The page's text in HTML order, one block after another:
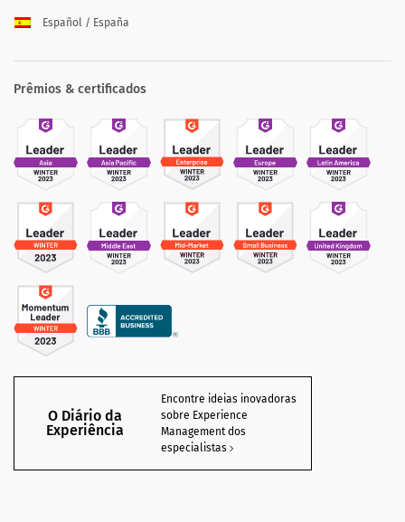
Español / España
Prêmios & certificados
O Diário da
Experiência
Encontre ideias inovadoras
sobre Experience
Management dos
especialistas